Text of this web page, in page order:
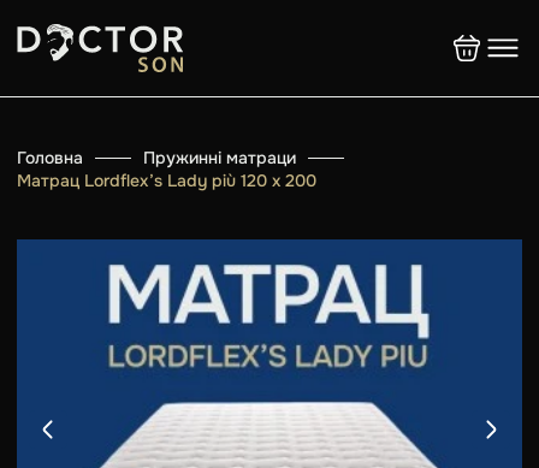
Головна
Пружинні матраци
Матрац Lordflex’s Lady più 120 x 200